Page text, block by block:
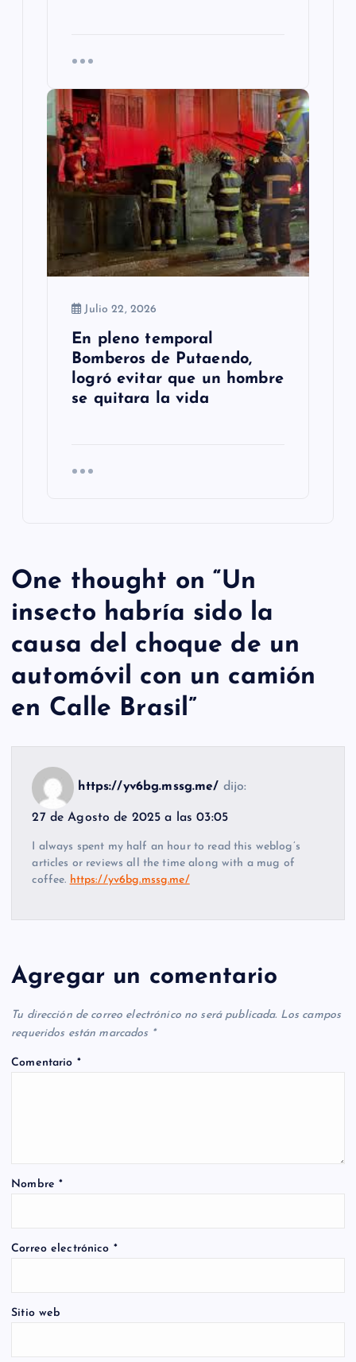
Julio 22, 2026
En pleno temporal
Bomberos de Putaendo,
logró evitar que un hombre
se quitara la vida
One thought on “Un
insecto habría sido la
causa del choque de un
automóvil con un camión
en Calle Brasil”
https://yv6bg.mssg.me/ dijo:
27 de Agosto de 2025 a las 03:05
I always spent my half an hour to read this weblog’s
articles or reviews all the time along with a mug of
coffee. https://yv6bg.mssg.me/
Agregar un comentario
Tu dirección de correo electrónico no será publicada. Los campos
requeridos están marcados *
Comentario *
Nombre*
Correo electrónico *
Sitio web